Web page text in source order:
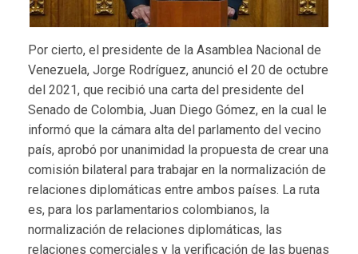
Por cierto, el presidente de la Asamblea Nacional de
Venezuela, Jorge Rodríguez, anunció el 20 de octubre
del 2021, que recibió una carta del presidente del
Senado de Colombia, Juan Diego Gómez, en la cual le
informó que la cámara alta del parlamento del vecino
país, aprobó por unanimidad la propuesta de crear una
comisión bilateral para trabajar en la normalización de
relaciones diplomáticas entre ambos países. La ruta
es, para los parlamentarios colombianos, la
normalización de relaciones diplomáticas, las
relaciones comerciales y la verificación de las buenas